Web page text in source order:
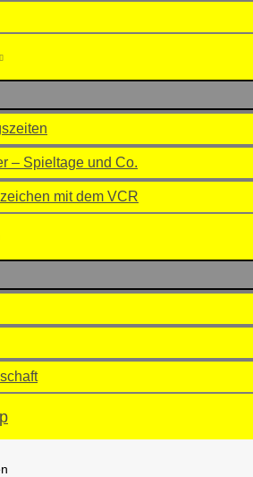
– Spieltage und Co.
mit dem VCR